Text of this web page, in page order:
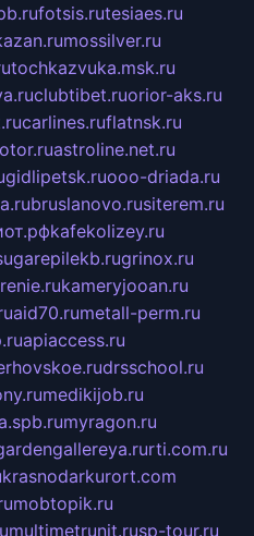
fotsis.rutesiaes.ru
mossilver.ru
tochkazvuka.msk.ru
clubtibet.ruorior-aks.ru
carlines.ruflatnsk.ru
astroline.net.ru
gidlipetsk.ruooo-driada.ru
bruslanovo.rusiterem.ru
kafekolizey.ru
grinox.ru
kameryjooan.ru
aid70.rumetall-perm.ru
apiaccess.ru
drsschool.ru
medikijob.ru
myragon.ru
rti.com.ru
krasnodarkurort.com
mobtopik.ru
multimetrunit.rusp-tour.ru